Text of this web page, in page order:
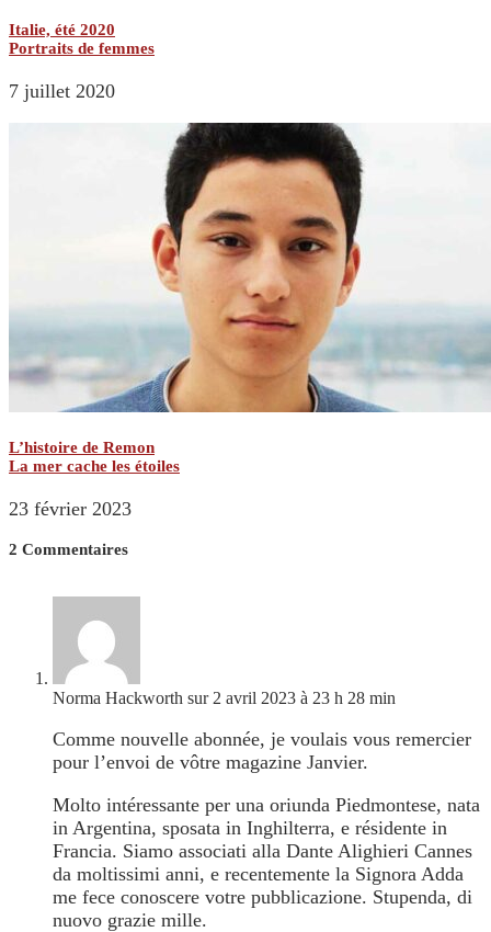
Italie, été 2020
Portraits de femmes
7 juillet 2020
L’histoire de Remon
La mer cache les étoiles
23 février 2023
2 Commentaires
Norma Hackworth sur 2 avril 2023 à 23 h 28 min
Comme nouvelle abonnée, je voulais vous remercier
pour l’envoi de vôtre magazine Janvier.
Molto intéressante per una oriunda Piedmontese, nata
in Argentina, sposata in Inghilterra, e résidente in
Francia. Siamo associati alla Dante Alighieri Cannes
da moltissimi anni, e recentemente la Signora Adda
me fece conoscere votre pubblicazione. Stupenda, di
nuovo grazie mille.